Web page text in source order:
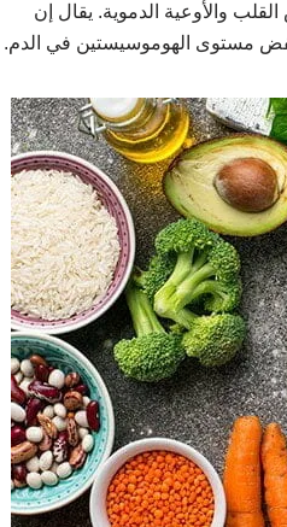
والأوعية الدموية. يقال إن
مستوى الهوموسيستين في الدم.